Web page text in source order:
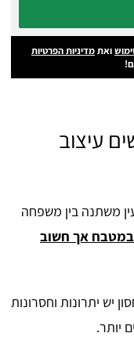
ואתמדיניות הפרטיות
עיצוב
משתנה בין משפחה
במטבח אך חשוב
יש יתרונות וחסרונות
יותר.